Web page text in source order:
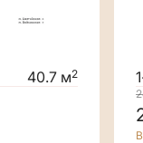
40.7 м2